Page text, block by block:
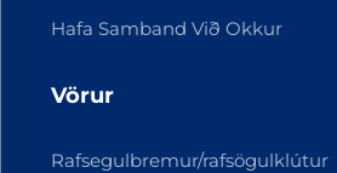
Hafa Samband Við Okkur
Vörur
Rafsegulbremur/rafsögulklútur